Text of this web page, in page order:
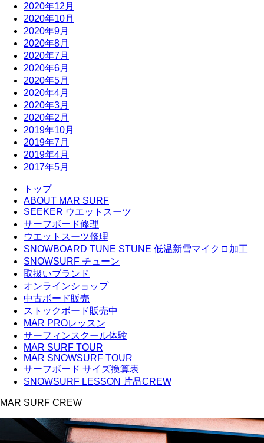
2020年12月
2020年10月
2020年9月
2020年8月
2020年7月
2020年6月
2020年5月
2020年4月
2020年3月
2020年2月
2019年10月
2019年7月
2019年4月
2017年5月
トップ
ABOUT MAR SURF
SEEKER ウエットスーツ
サーフボード修理
ウエットスーツ修理
SNOWBOARD TUNE STUNE 低温新雪マイクロ加工
SNOWSURF チューン
取扱いブランド
オンラインショップ
中古ボード販売
ストックボード販売中
MAR PROレッスン
サーフィンスクール体験
MAR SURF TOUR
MAR SNOWSURF TOUR
サーフボード サイズ換算表
SNOWSURF LESSON 片品CREW
MAR SURF CREW